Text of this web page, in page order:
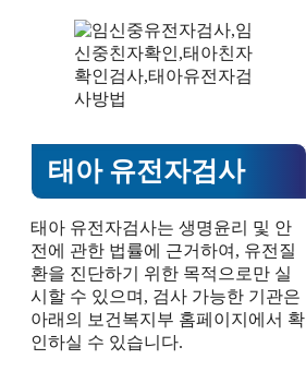
태아 유전자검사
태아 유전자검사는 생명윤리 및 안
전에 관한 법률에 근거하여, 유전질
환을 진단하기 위한 목적으로만 실
시할 수 있으며, 검사 가능한 기관은
아래의 보건복지부 홈페이지에서 확
인하실 수 있습니다.